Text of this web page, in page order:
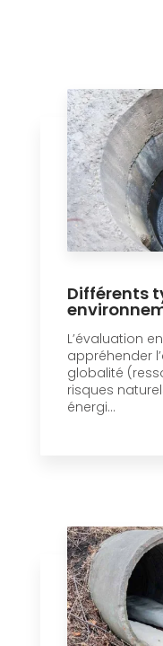
Différents
L’évaluation
appréhender
globalité
risques
énergi...